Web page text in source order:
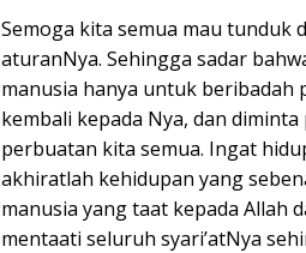
Semoga kita semua mau tunduk
aturanNya. Sehingga sadar
manusia hanya untuk beribadah
kembali kepada Nya, dan
perbuatan kita semua. Ingat
akhiratlah kehidupan yang
manusia yang taat kepada Allah
mentaati seluruh syari’atNya